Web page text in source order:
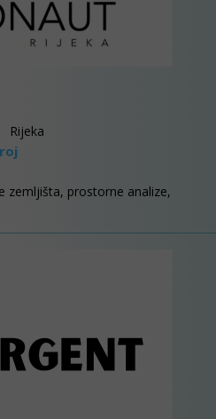
Rijeka
zemljišta, prostorne analize,